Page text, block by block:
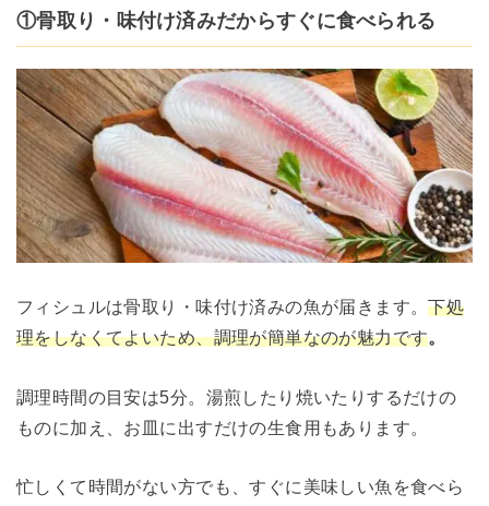
①骨取り・味付け済みだからすぐに食べられる
フィシュルは骨取り・味付け済みの魚が届きます。下処
理をしなくてよいため、調理が簡単なのが魅力です。
調理時間の目安は5分。湯煎したり焼いたりするだけの
ものに加え、お皿に出すだけの生食用もあります。
忙しくて時間がない方でも、すぐに美味しい魚を食べら